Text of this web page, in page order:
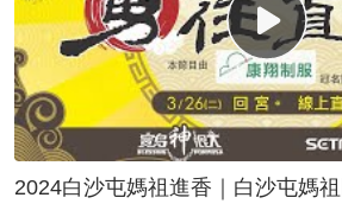
2024白沙屯媽祖進香｜白沙屯媽